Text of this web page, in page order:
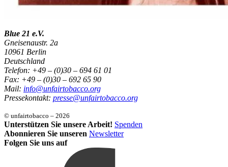
Blue 21 e.V.
Gneisenaustr. 2a
10961 Berlin
Deutschland
Telefon: +49 – (0)30 – 694 61 01
Fax: +49 – (0)30 – 692 65 90
Mail: info@unfairtobacco.org
Pressekontakt: presse@unfairtobacco.org
© unfairtobacco – 2026
Unterstützen Sie unsere Arbeit! Spenden
Abonnieren Sie unseren Newsletter
Folgen Sie uns auf